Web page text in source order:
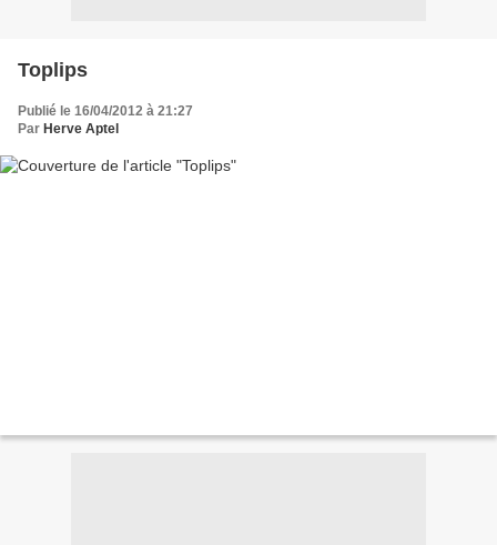
Toplips
Publié le 16/04/2012 à 21:27
Par Herve Aptel